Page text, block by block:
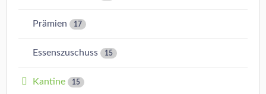
Prämien 17
Essenszuschuss 15
Kantine 15